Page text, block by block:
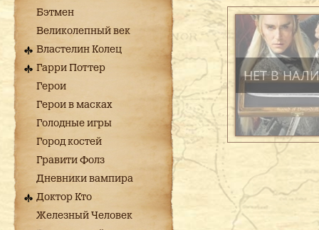
Бэтмен
Великолепный век
Властелин Колец
Гарри Поттер
Герои
Герои в масках
Голодные игры
Город костей
Гравити Фолз
Дневники вампира
Доктор Кто
Железный Человек
НЕТ В